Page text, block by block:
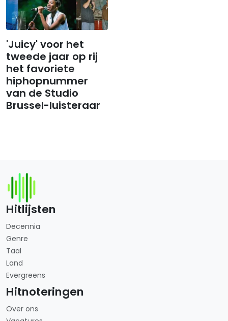
'Juicy' voor het
tweede jaar op rij
het favoriete
hiphopnummer
van de Studio
Brussel-luisteraar
Hitlijsten
Decennia
Genre
Taal
Land
Evergreens
Hitnoteringen
Over ons